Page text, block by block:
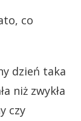
dzień taka
niż zwykła
czy